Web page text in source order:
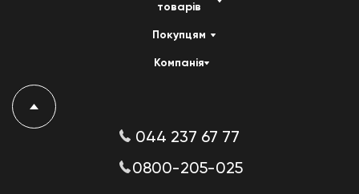
товарів
Покупцям
Компанія
044 237 67 77
0800-205-025